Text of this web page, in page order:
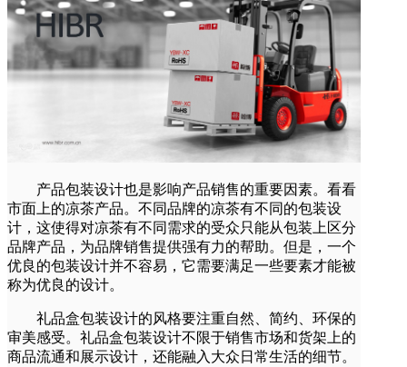
产品包装设计也是影响产品销售的重要因素。看看
市面上的凉茶产品。不同品牌的凉茶有不同的包装设
计，这使得对凉茶有不同需求的受众只能从包装上区分
品牌产品，为品牌销售提供强有力的帮助。但是，一个
优良的包装设计并不容易，它需要满足一些要素才能被
称为优良的设计。
礼品盒包装设计的风格要注重自然、简约、环保的
审美感受。礼品盒包装设计不限于销售市场和货架上的
商品流通和展示设计，还能融入大众日常生活的细节。